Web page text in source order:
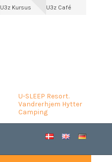
U3z Kursus U3z Café
U-SLEEP Resort.
Vandrerhjem Hytter
Camping